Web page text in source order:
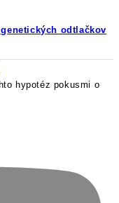
odtlačkov
hypotéz pokusmi o